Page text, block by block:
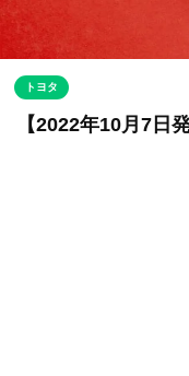
トヨタ
【2022年10月7日